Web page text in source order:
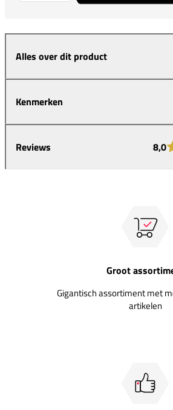
Alles over dit product
Kenmerken
Reviews 8,0
Groot
Gigantisch assortiment met
artikelen